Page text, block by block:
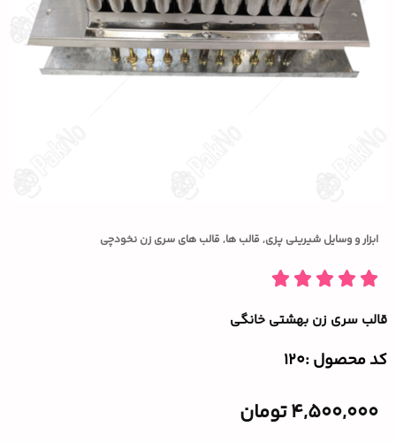
ابزار و وسایل شیرینی پزی, قالب ها, قالب های سری زن نخودچی
قالب سری زن بهشتی خانگی
کد محصول :‌120
4,500,000تومان